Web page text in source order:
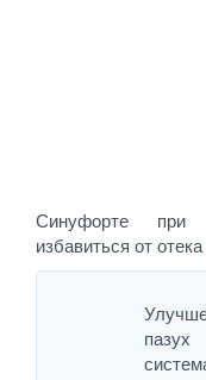
Синуфорте при
избавиться от